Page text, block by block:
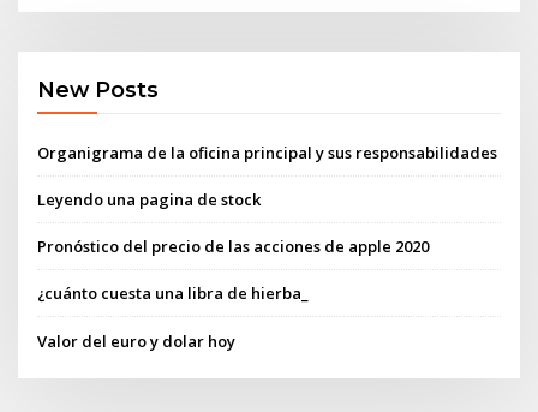
New Posts
Organigrama de la oficina principal y sus responsabilidades
Leyendo una pagina de stock
Pronóstico del precio de las acciones de apple 2020
¿cuánto cuesta una libra de hierba_
Valor del euro y dolar hoy